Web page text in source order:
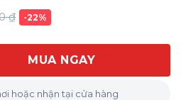
₫ -22%
màu đen số lượng
MUA NGAY
hoặc nhận tại cửa hàng